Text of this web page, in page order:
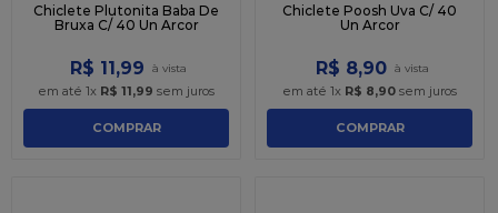
Chiclete Plutonita Baba De
Bruxa C/ 40 Un Arcor
R$ 11,99
em até 1x R$ 11,99 sem juros
COMPRAR
Chiclete Poosh Uva C/ 40
Un Arcor
R$ 8,90
em até 1x R$ 8,90 sem juros
COMPRAR